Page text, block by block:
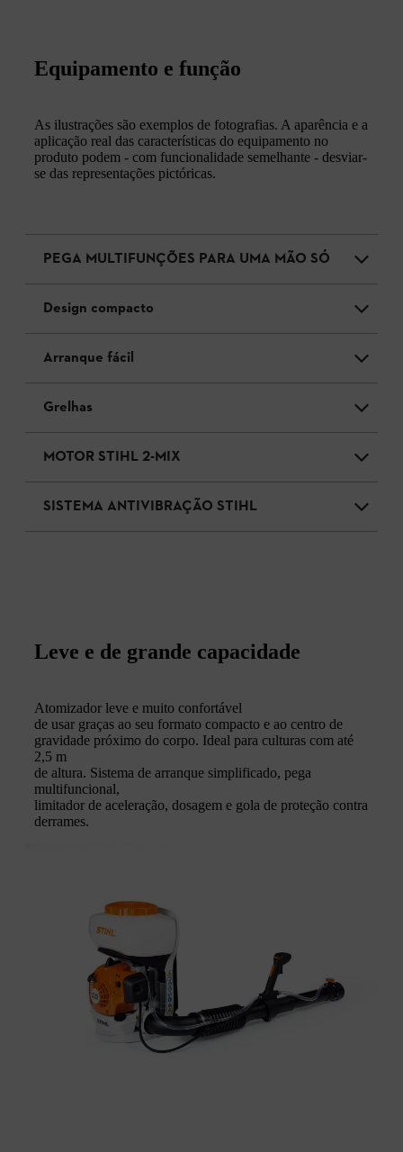
Equipamento e função
As ilustrações são exemplos de fotografias. A aparência e a
aplicação real das características do equipamento no
produto podem - com funcionalidade semelhante - desviar-
se das representações pictóricas.
PEGA MULTIFUNÇÕES PARA UMA MÃO SÓ
Design compacto
Arranque fácil
Grelhas
MOTOR STIHL 2-MIX
SISTEMA ANTIVIBRAÇÃO STIHL
Leve e de grande capacidade
Atomizador leve e muito confortável
de usar graças ao seu formato compacto e ao centro de
gravidade próximo do corpo. Ideal para culturas com até
2,5 m
de altura. Sistema de arranque simplificado, pega
multifuncional,
limitador de aceleração, dosagem e gola de proteção contra
derrames.